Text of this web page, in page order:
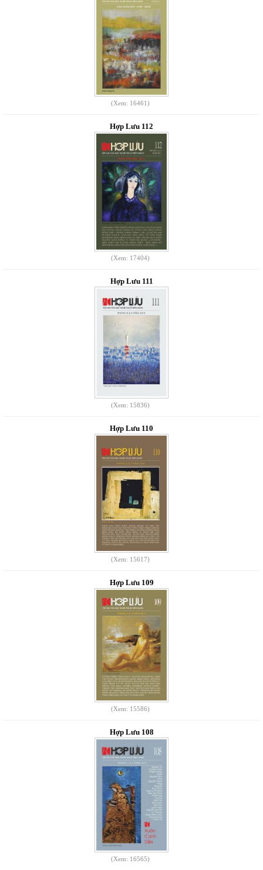
(Xem: 16461)
Hợp Lưu 112
(Xem: 17404)
Hợp Lưu 111
(Xem: 15836)
Hợp Lưu 110
(Xem: 15617)
Hợp Lưu 109
(Xem: 15586)
Hợp Lưu 108
(Xem: 16565)